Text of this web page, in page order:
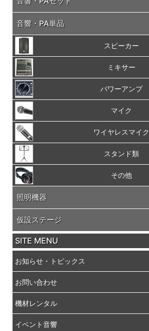
音響・PA単品
スピーカー
ミキサー
パワーアンプ
マイク
ワイヤレスマイク
スタンド類
その他
照明機器
仮設ステージ
SITE MENU
お知らせ・トピックス
お問い合わせ
機材レンタル
イベント音響